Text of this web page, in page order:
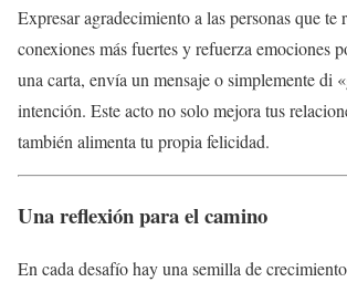
Expresar agradecimiento a las personas que te
conexiones más fuertes y refuerza emociones
una carta, envía un mensaje o simplemente di
intención. Este acto no solo mejora tus
también alimenta tu propia felicidad.
Una reflexión para el camino
En cada desafío hay una semilla de